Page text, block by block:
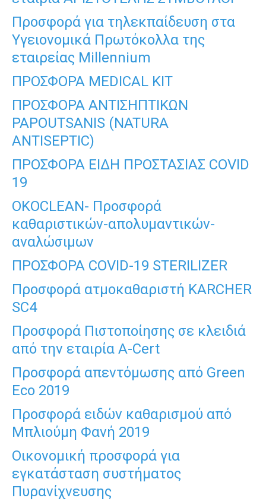
Προσφορά για τηλεκπαίδευση στα
Υγειονομικά Πρωτόκολλα της
εταιρείας Millennium
ΠΡΟΣΦΟΡΑ MEDICAL KIT
ΠΡΟΣΦΟΡΑ ΑΝΤΙΣΗΠΤΙΚΩΝ
PAPOUTSANIS (NATURA
ANTISEPTIC)
ΠΡΟΣΦΟΡΑ ΕΙΔΗ ΠΡΟΣΤΑΣΙΑΣ COVID
19
OKOCLEAN- Προσφορά
καθαριστικών-απολυμαντικών-
αναλώσιμων
ΠΡΟΣΦΟΡΑ COVID-19 STERILIZER
Προσφορά ατμοκαθαριστή KARCHER
SC4
Προσφορά Πιστοποίησης σε κλειδιά
από την εταιρία A-Cert
Προσφορά απεντόμωσης από Green
Eco 2019
Προσφορά ειδών καθαρισμού από
Μπλιούμη Φανή 2019
Οικονομική προσφορά για
εγκατάσταση συστήματος
Πυρανίχνευσης